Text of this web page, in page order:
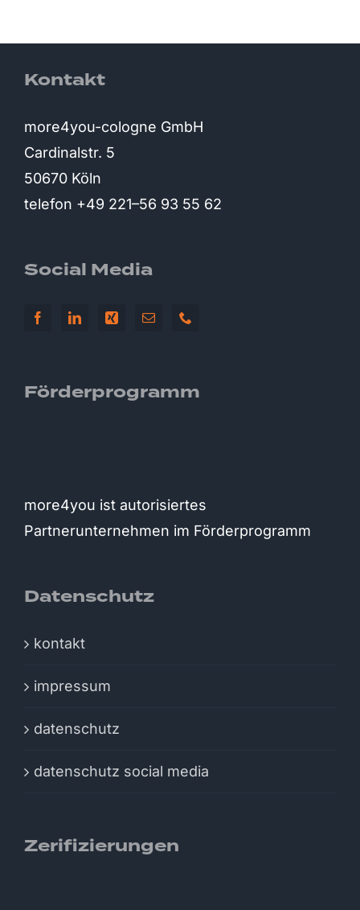
Kontakt
more4you-cologne GmbH
Cardinalstr. 5
50670 Köln
telefon +49 221–56 93 55 62
Social Media
Förderprogramm
more4you ist autorisiertes
Partnerunternehmen im Förderprogramm
Datenschutz
kontakt
impressum
datenschutz
datenschutz social media
Zerifizierungen